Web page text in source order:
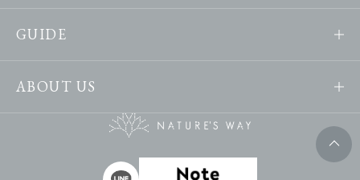
GUIDE
ABOUT US